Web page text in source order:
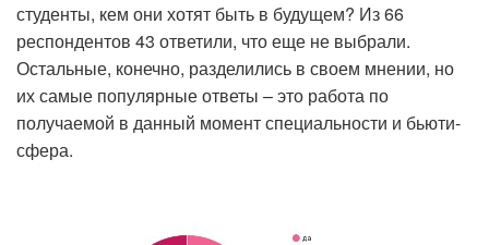
студенты, кем они хотят быть в будущем? Из 66
респондентов 43 ответили, что еще не выбрали.
Остальные, конечно, разделились в своем мнении, но
их самые популярные ответы – это работа по
получаемой в данный момент специальности и бьюти-
сфера.